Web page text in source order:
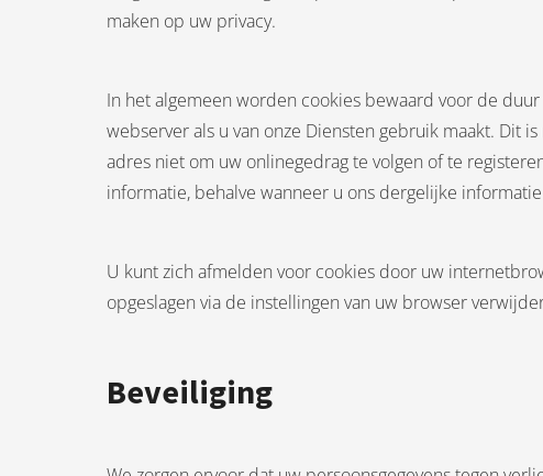
maken op uw privacy.
In het algemeen worden cookies bewaard voor de
webserver als u van onze Diensten gebruik maakt. Dit
adres niet om uw onlinegedrag te volgen of te
informatie, behalve wanneer u ons dergelijke
U kunt zich afmelden voor cookies door uw
opgeslagen via de instellingen van uw browser
Beveiliging